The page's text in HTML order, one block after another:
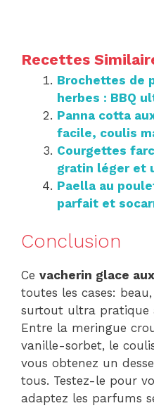
Recettes
Brochettes de
herbes : BBQ
Panna cotta
facile, coulis
Courgettes
gratin léger et
Paella au
parfait et
Conclusion
Ce vacherin glace
toutes les cases:
surtout ultra pratique
Entre la meringue
vanille-sorbet, le
vous obtenez un
tous. Testez-le pour
adaptez les parfums